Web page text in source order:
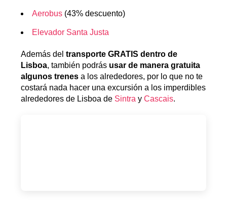
Aerobus (43% descuento)
Elevador Santa Justa
Además deltransporte GRATIS dentro de
Lisboa, también podrás usar de manera gratuita
algunos trenes a los alrededores, por lo que no te
costará nada hacer una excursión a los imperdibles
alrededores de Lisboa de Sintra yCascais.